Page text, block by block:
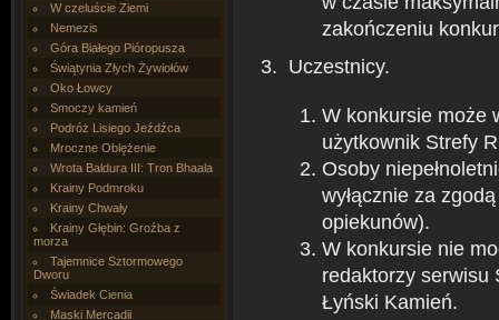
W czeluście Ziemi
Nemezis
Góra Białego Pióropusza
Świątynia Złych Żywiołów
Oko Łowcy
Smoczy kamień
Podróż Lisiego Jeźdźca
Mroczne Oblężenie
Wrota Baldura III: Tron Bhaala
Krainy Podmroku
Krainy Chwały
Krainy Głębin: Groźba z
morza
Tajemnice Sztormowego
Dworu
Świadek Cienia
Maski Mercadii
zakończeniu
Uczestnicy.
W konkursie może
użytkownik Strefy
Osoby
wyłącznie za
opiekunów).
W konkursie nie
redaktorzy serwisu
Łyński Kamień.